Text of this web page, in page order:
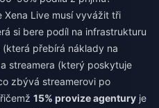
Xena Live musí vyvážit tři
si bere podíl na infrastrukturu
přebírá náklady na
streamera (který poskytuje
zbývá streamerovi po
15% provize agentury je